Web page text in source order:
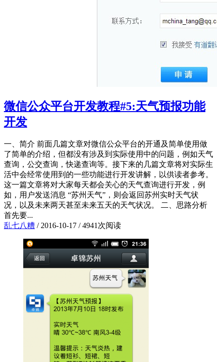
微信公众平台开发教程#5:天气预报功能
开发
一、简介 前面几篇文章对微信公众平台的开通及简单使用做
了简单的介绍，但都没有涉及到实际使用中的问题，例如天气
查询，公交查询，快递查询等。接下来的几篇文章将对实际生
活中会经常使用到的一些功能进行开发讲解，以供读者参考。
这一篇文章将对大家每天都会关心的天气查询进行开发，例
如，用户发送消息 “苏州天气”，则会返回苏州实时天气状
况，以及未来两天甚至未来五天的天气状况。 二、思路分析
首先要...
乱七八糟 / 2016-10-17 / 4941次阅读